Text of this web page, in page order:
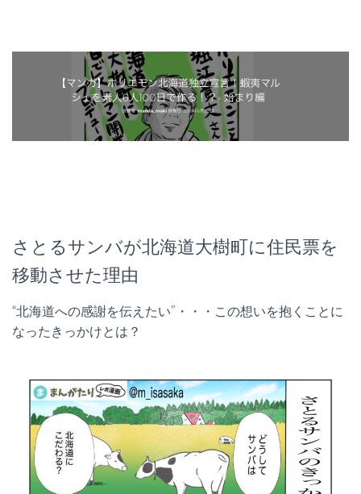
さとるサンバが北海道大樹町に住民票を
移動させた理由
“北海道への感謝を伝えたい”・・・この想いを抱くことに
なったきっかけとは？